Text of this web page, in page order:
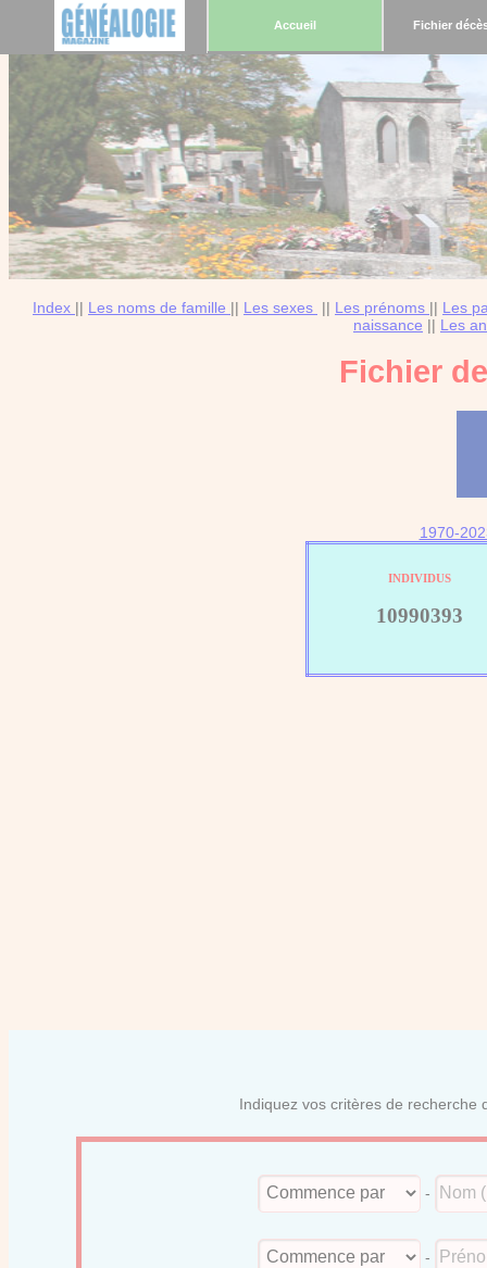
Accueil Fichier
Index || Les noms de famille || Les sexes || Les prénoms || Les
naissance || Les
Fichier
1970-
INDIVIDUS
10990393
Indiquez vos critères de recherche
-
-